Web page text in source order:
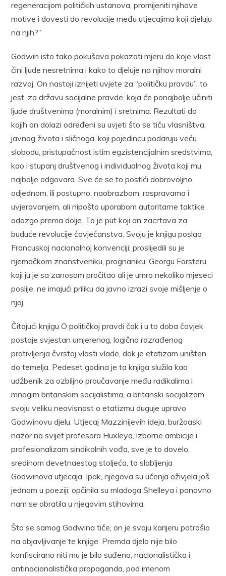
regeneracijom političkih ustanova, promijeniti njihove
motive i dovesti do revolucije među utjecajima koji djeluju
na njih?”
Godwin isto tako pokušava pokazati mjeru do koje vlast
čini ljude nesretnima i kako to djeluje na njihov moralni
razvoj. On nastoji iznijeti uvjete za “političku pravdu”, to
jest, za državu socijalne pravde, koja će ponajbolje učiniti
ljude društvenima (moralnim) i sretnima. Rezultati do
kojih on dolazi određeni su uvjeti što se tiču vlasništva,
javnog života i sličnoga, koji pojedincu podaruju veću
slobodu, pristupačnost istim egzistencijalnim sredstvima,
kao i stupanj društvenog i individualnog života koji mu
najbolje odgovara. Sve će se to postići dobrovoljno,
odjednom, ili postupno, naobrazbom, raspravama i
uvjeravanjem, ali nipošto uporabom autoritarne taktike
odozgo prema dolje. To je put koji on zacrtava za
buduće revolucije čovječanstva. Svoju je knjigu poslao
Francuskoj nacionalnoj konvenciji; proslijedili su je
njemačkom znanstveniku, prognaniku, Georgu Forsteru,
koji ju je sa zanosom pročitao ali je umro nekoliko mjeseci
poslije, ne imajući priliku da javno izrazi svoje mišljenje o
njoj.
Čitajući knjigu O političkoj pravdi čak i u to doba čovjek
postaje svjestan umjerenog, logično razrađenog
protivljenja čvrstoj vlasti vlade, dok je etatizam uništen
do temelja. Pedeset godina je ta knjiga služila kao
udžbenik za ozbiljno proučavanje među radikalima i
mnogim britanskim socijalistima, a britanski socijalizam
svoju veliku neovisnost o etatizmu duguje upravo
Godwinovu djelu. Utjecaj Mazzinijevih ideja, buržoaski
nazor na svijet profesora Huxleya, izborne ambicije i
profesionalizam sindikalnih vođa, sve je to dovelo,
sredinom devetnaestog stoljeća, to slabljenja
Godwinova utjecaja. Ipak, njegova su učenja oživjela još
jednom u poeziji; opčinila su mladoga Shelleya i ponovno
nam se obratila u njegovim stihovima.
Što se samog Godwina tiče, on je svoju karijeru potrošio
na objavljivanje te knjige. Premda djelo nije bilo
konfiscirano niti mu je bilo suđeno, nacionalistička i
antinacionalistička propaganda, pod imenom